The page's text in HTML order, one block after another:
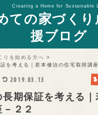
Creating a Home for Sustainable
ての家づくり
援ブログ
りを始める方へ
を考える｜若本修治の住宅取得講
2019.03.13
期保証を考える
２２